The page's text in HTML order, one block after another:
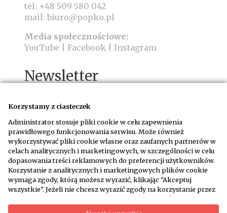
tel: +48 509 580 042
mail: biuro@popko.pl
Media społecznościowe:
YouTube
Facebook Instagram
Newsletter
Wyrażam zgodę na otrzymywanie wiadomości
email na adres podany w formularzu na
warunkach określonych w regulaminie
WYPISZ SIĘ Z NEWSLETTERA
Korzystamy z ciasteczek
Administrator stosuje pliki cookie w celu zapewnienia
prawidłowego funkcjonowania serwisu. Może również
wykorzystywać pliki cookie własne oraz zaufanych partnerów w
celach analitycznych i marketingowych, w szczególności w celu
dopasowania treści reklamowych do preferencji użytkowników.
Korzystanie z analitycznych i marketingowych plików cookie
wymaga zgody, którą możesz wyrazić, klikając "Akceptuj
wszystkie". Jeżeli nie chcesz wyrazić zgody na korzystanie przez
administratora i jego zaufanych partnerów z określonych
kategorii plików cookie, kliknij "Dowiedz się więcej" i zdecyduj o